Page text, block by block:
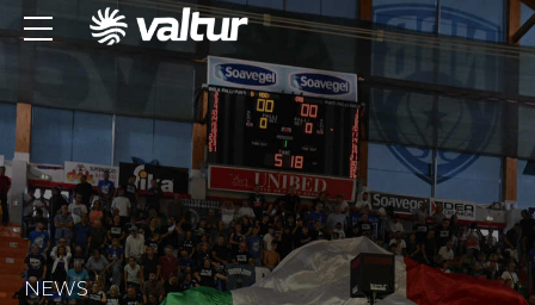
NEWS